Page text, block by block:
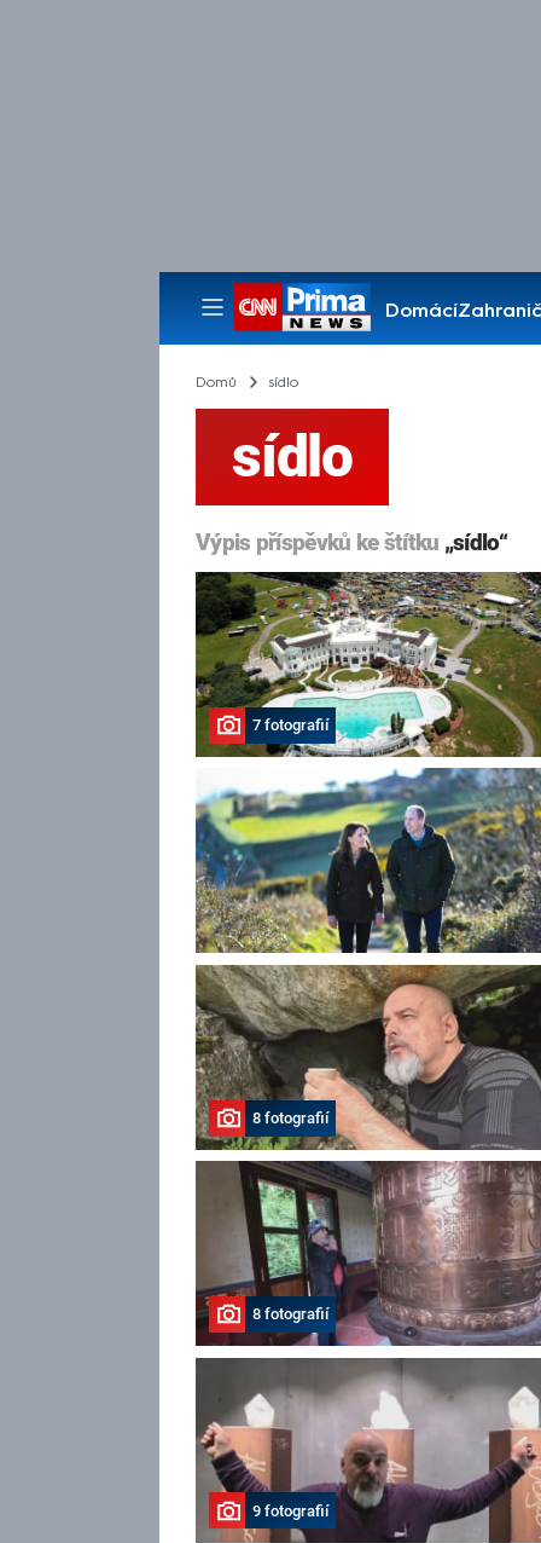
Domácí
Pořady
Domů sídlo
sídlo
Výpis příspěvků ke štítku „sídlo“
7 fotografií
8 fotografií
8 fotografií
9 fotografií